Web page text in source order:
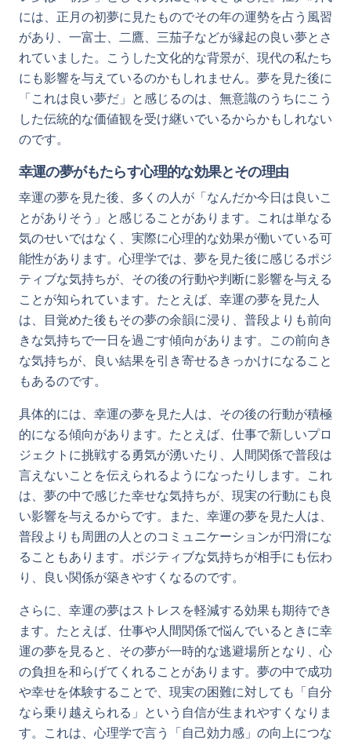
には、正月の初夢に見たものでその年の運勢を占う風習
があり、一富士、二鷹、三茄子などが縁起の良い夢とさ
れていました。こうした文化的な背景が、現代の私たち
にも影響を与えているのかもしれません。夢を見た後に
「これは良い夢だ」と感じるのは、無意識のうちにこう
した伝統的な価値観を受け継いでいるからかもしれない
のです。
幸運の夢がもたらす心理的な効果とその理由
幸運の夢を見た後、多くの人が「なんだか今日は良いこ
とがありそう」と感じることがあります。これは単なる
気のせいではなく、実際に心理的な効果が働いている可
能性があります。心理学では、夢を見た後に感じるポジ
ティブな気持ちが、その後の行動や判断に影響を与える
ことが知られています。たとえば、幸運の夢を見た人
は、目覚めた後もその夢の余韻に浸り、普段よりも前向
きな気持ちで一日を過ごす傾向があります。この前向き
な気持ちが、良い結果を引き寄せるきっかけになること
もあるのです。
具体的には、幸運の夢を見た人は、その後の行動が積極
的になる傾向があります。たとえば、仕事で新しいプロ
ジェクトに挑戦する勇気が湧いたり、人間関係で普段は
言えないことを伝えられるようになったりします。これ
は、夢の中で感じた幸せな気持ちが、現実の行動にも良
い影響を与えるからです。また、幸運の夢を見た人は、
普段よりも周囲の人とのコミュニケーションが円滑にな
ることもあります。ポジティブな気持ちが相手にも伝わ
り、良い関係が築きやすくなるのです。
さらに、幸運の夢はストレスを軽減する効果も期待でき
ます。たとえば、仕事や人間関係で悩んでいるときに幸
運の夢を見ると、その夢が一時的な逃避場所となり、心
の負担を和らげてくれることがあります。夢の中で成功
や幸せを体験することで、現実の困難に対しても「自分
なら乗り越えられる」という自信が生まれやすくなりま
す。これは、心理学で言う「自己効力感」の向上につな